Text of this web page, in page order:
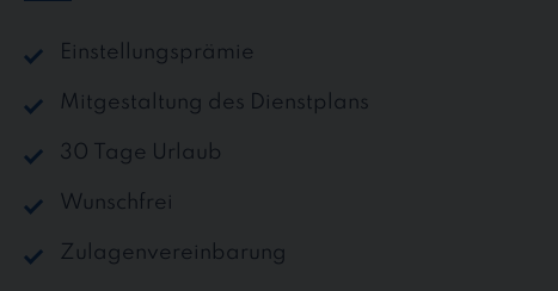
Einstellungsprämie
Mitgestaltung des Dienstplans
30 Tage Urlaub
Wunschfrei
Zulagenvereinbarung